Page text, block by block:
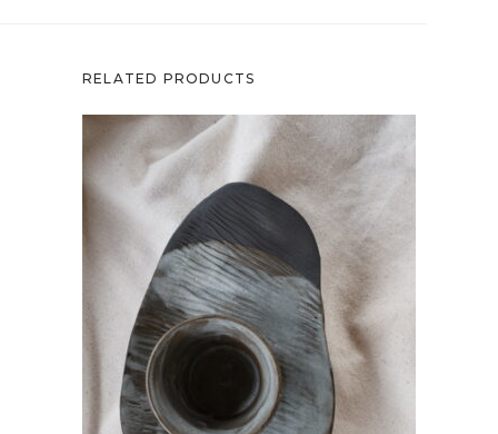
RELATED PRODUCTS